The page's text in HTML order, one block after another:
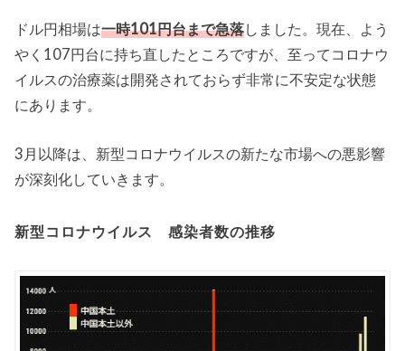
ドル円相場は一時101円台まで急落しました。現在、よう
やく107円台に持ち直したところですが、至ってコロナウ
イルスの治療薬は開発されておらず非常に不安定な状態
にあります。
3月以降は、新型コロナウイルスの新たな市場への悪影響
が深刻化していきます。
新型コロナウイルス 感染者数の推移